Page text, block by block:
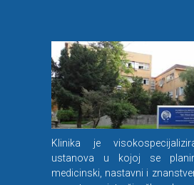
Klinika je
ustanova u kojoj se
medicinski, nastavni i